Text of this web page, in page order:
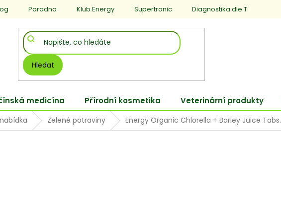
Poradna Klub Energy Supertronic Diagnostika dle TCM
Hledat
medicína Přírodní kosmetika Veterinární produkty
Zelené potraviny Energy Organic Chlorella + Barley Juice Tabs.